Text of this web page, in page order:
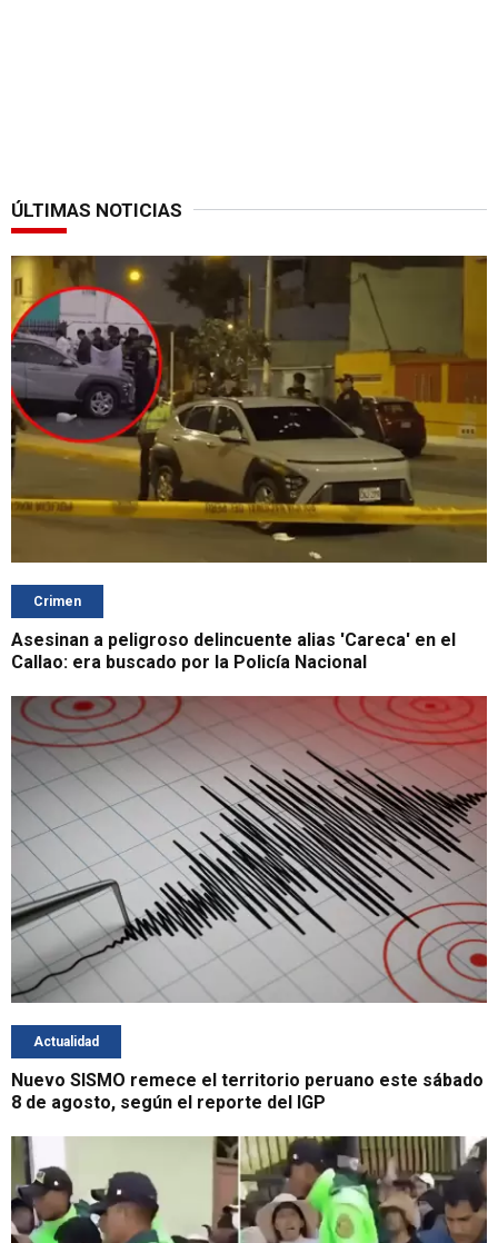
ÚLTIMAS NOTICIAS
Crimen
Asesinan a peligroso delincuente alias 'Careca' en el
Callao: era buscado por la Policía Nacional
Actualidad
Nuevo SISMO remece el territorio peruano este sábado
8 de agosto, según el reporte del IGP